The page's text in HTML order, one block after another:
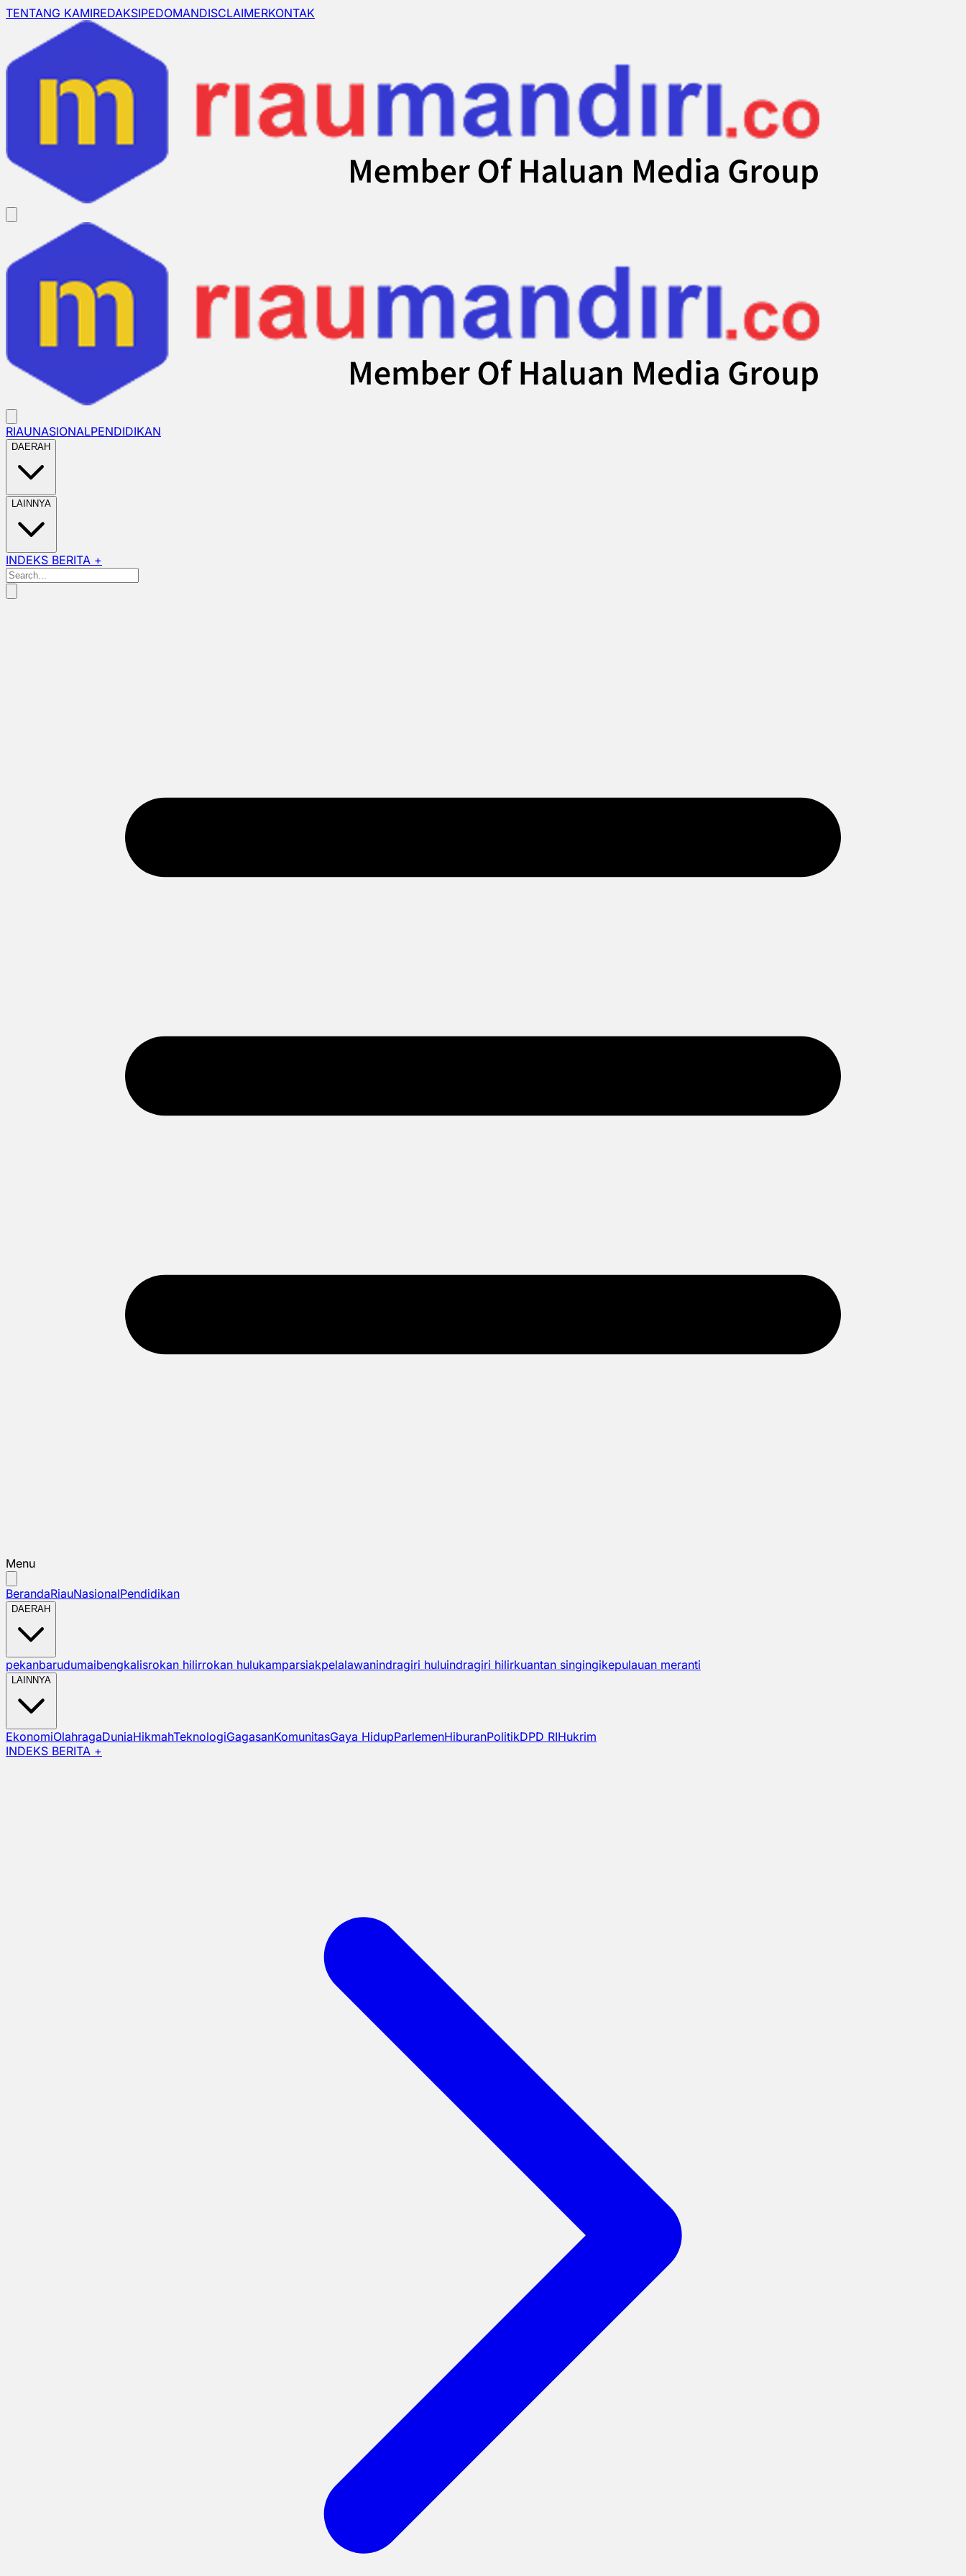
TENTANG KAMIREDAKSIPEDOMANDISCLAIMERKONTAK
RIAUNASIONALPENDIDIKAN
DAERAH
LAINNYA
INDEKS BERITA +
Menu
BerandaRiauNasionalPendidikan
DAERAH
pekanbarudumaibengkalisrokan hilirrokan hulukamparsiakpelalawanindragiri huluindragiri hilirkuantan singingikepulauan meranti
LAINNYA
EkonomiOlahragaDuniaHikmahTeknologiGagasanKomunitasGaya HidupParlemenHiburanPolitikDPD RIHukrim
INDEKS BERITA +